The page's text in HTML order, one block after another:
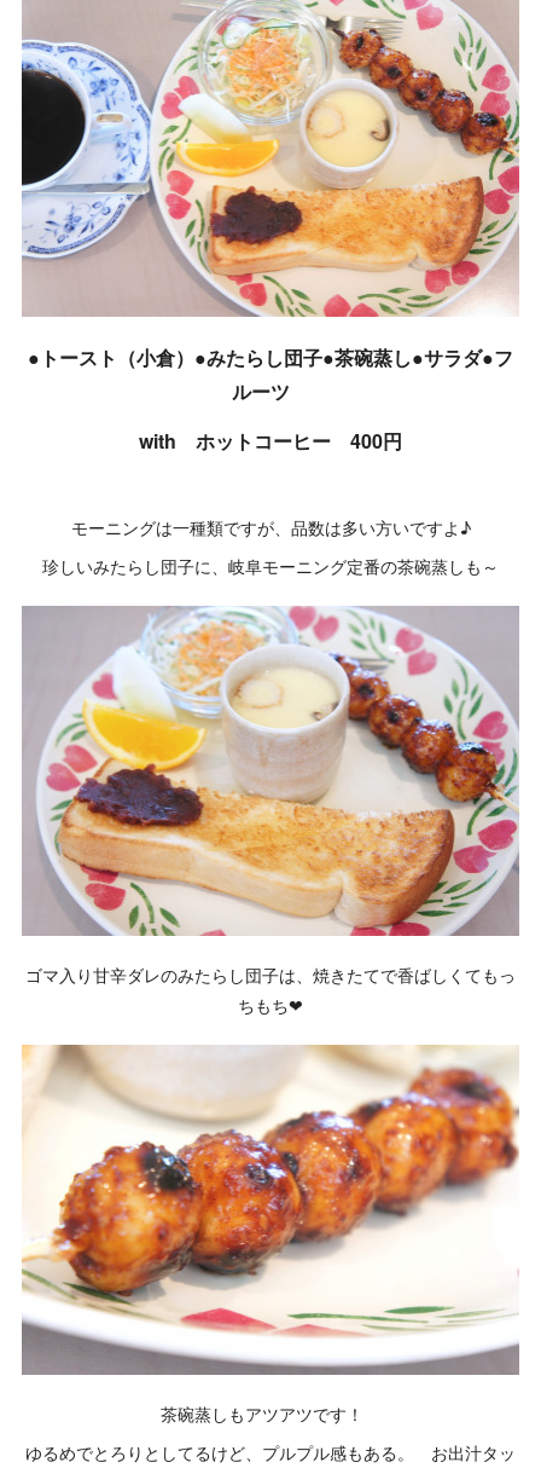
●トースト（小倉）●みたらし団子●茶碗蒸し●サラダ●フ
ルーツ
with ホットコーヒー 400円
モーニングは一種類ですが、品数は多い方いですよ♪
珍しいみたらし団子に、岐阜モーニング定番の茶碗蒸しも～
ゴマ入り甘辛ダレのみたらし団子は、焼きたてで香ばしくてもっ
ちもち❤
茶碗蒸しもアツアツです！
ゆるめでとろりとしてるけど、プルプル感もある。 お出汁タッ